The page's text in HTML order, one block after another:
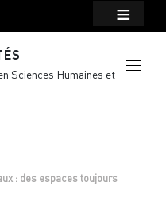
Sciences Humaines et
: des espaces toujours